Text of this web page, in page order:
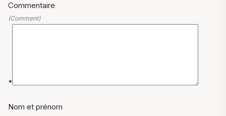
Commentaire
(Comment)
*
Nom et prénom